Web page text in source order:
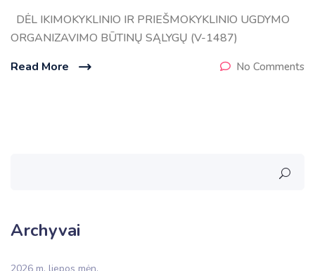
DĖL IKIMOKYKLINIO IR PRIEŠMOKYKLINIO UGDYMO
ORGANIZAVIMO BŪTINŲ SĄLYGŲ (V-1487)
Read More
No Comments
Archyvai